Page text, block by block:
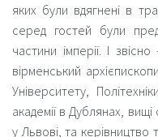
яких були вдягнені в
серед гостей були
частини імперії. І
вірменський
Університету,
академії в Дублянах,
у Львові, та керівництво